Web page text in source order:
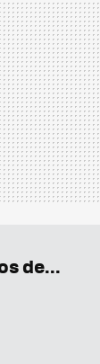
de...